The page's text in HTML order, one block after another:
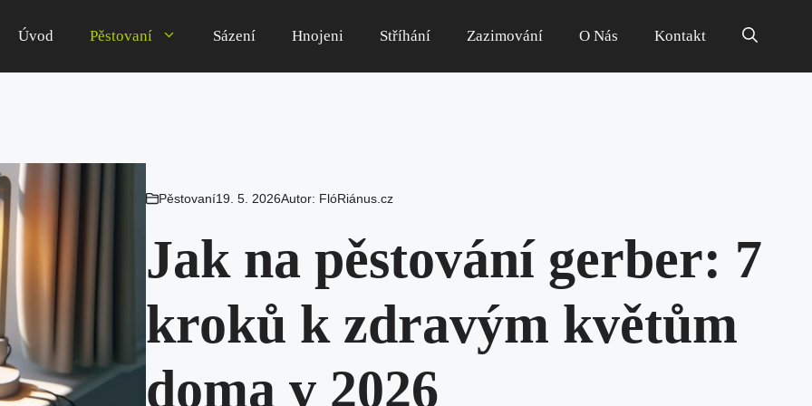
Úvod Pěstovaní Sázení Hnojeni Stříhání Zazimování O Nás Kontakt
Pěstovaní19. 5. 2026Autor: FlóRiánus.cz
Jak na pěstování gerber: 7
kroků k zdravým květům
doma v 2026